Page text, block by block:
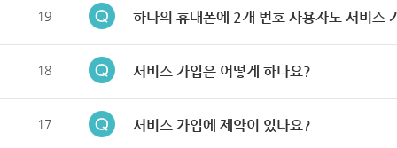
19 하나의 휴대폰에 2개 번호 사용자도 서비스
18 서비스 가입은 어떻게 하나요?
17 서비스 가입에 제약이 있나요?